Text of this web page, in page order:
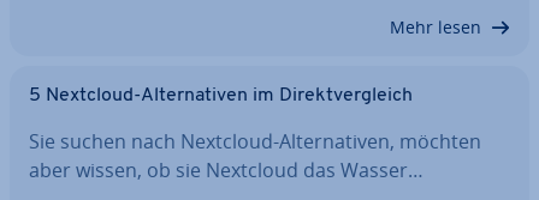
Mehr lesen
5 Nextcloud-Al­ter­na­ti­ven im Di­rekt­ver­gleich
Sie suchen nach Nextcloud-Al­ter­na­ti­ven, möchten
aber wissen, ob sie Nextcloud das Wasser…